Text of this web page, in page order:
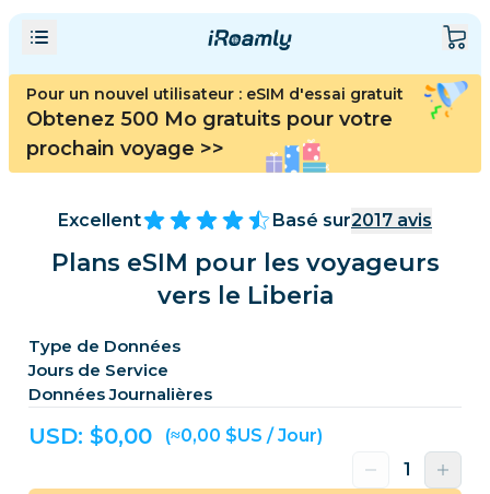
Pour un nouvel utilisateur : eSIM d'essai gratuit
Obtenez 500 Mo gratuits pour votre
prochain voyage >>
Excellent Basé sur2017 avis
Plans eSIM pour les voyageurs
vers le Liberia
Type de Données
Jours de Service
Données Journalières
USD: $0,00 (≈0,00 $US / Jour)